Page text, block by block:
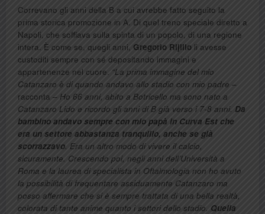
Correvano gli anni della B a cui avrebbe fatto seguito la
prima storica promozione in A. Di quel treno speciale diretto a
Napoli, che soffiava sulla spinta di un popolo, di una regione
intera. È come se, quegli anni, Gregorio Rijillo li avesse
custoditi sempre con sé depositando immagini e
appartenenze nel cuore. “La prima immagine del mio
Catanzaro è di quando andavo allo stadio con mio padre –
racconta – Ho 66 anni, abito a Botricello ma sono nato a
Catanzaro Lido e ricordo gli anni di B già verso i 7-8 anni. Da
bambino andavo sempre con mio papà in Curva Est che
era un settore abbastanza tranquillo, anche se già
scorrazzavo. Era un altro modo di vivere il calcio,
sicuramente. Crescendo poi, negli anni dell’Università a
Roma e la laurea di specialista in Oftalmologia non ho avuto
la possibilità di frequentare assiduamente Catanzaro ma
posso affermare che si è sempre trattata di una bella realtà,
colorata di tante anime quanto i settori dello stadio. Quella